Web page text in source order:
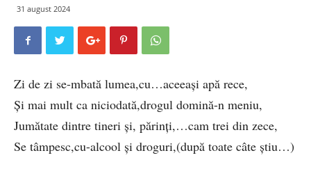
31 august 2024
Zi de zi se-mbată lumea,cu…aceeași apă rece,
Și mai mult ca niciodată,drogul domină-n meniu,
Jumătate dintre tineri și, părinți,…cam trei din zece,
Se tâmpesc,cu-alcool și droguri,(după toate câte știu…)